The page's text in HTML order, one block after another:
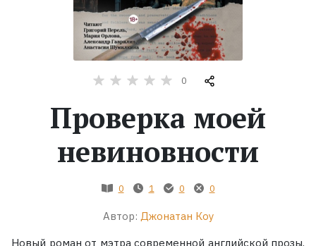
Авторы
Жанры
0
Проверка моей
невиновности
0 1 0 0
Автор: Джонатан Коу
Новый роман от мэтра современной английской прозы.